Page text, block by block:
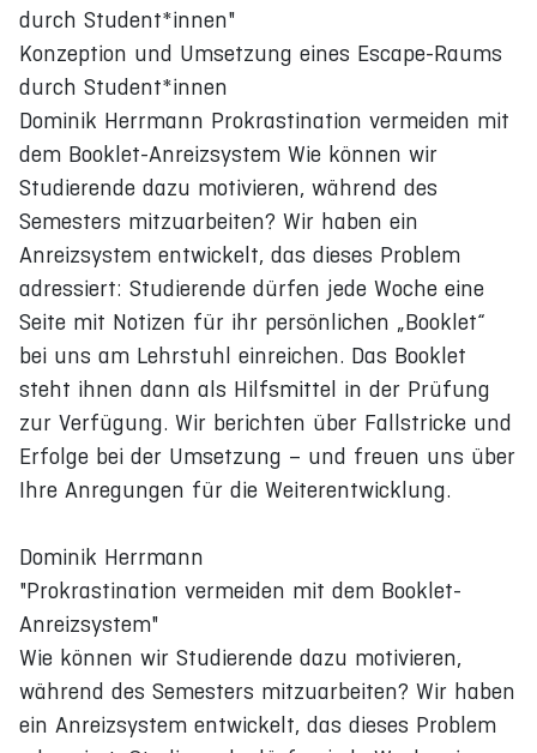
durch Student*innen"
Konzeption und Umsetzung eines Escape-Raums
durch Student*innen
Dominik Herrmann Prokrastination vermeiden mit
dem Booklet-Anreizsystem Wie können wir
Studierende dazu motivieren, während des
Semesters mitzuarbeiten? Wir haben ein
Anreizsystem entwickelt, das dieses Problem
adressiert: Studierende dürfen jede Woche eine
Seite mit Notizen für ihr persönlichen „Booklet“
bei uns am Lehrstuhl einreichen. Das Booklet
steht ihnen dann als Hilfsmittel in der Prüfung
zur Verfügung. Wir berichten über Fallstricke und
Erfolge bei der Umsetzung – und freuen uns über
Ihre Anregungen für die Weiterentwicklung.
Dominik Herrmann
"Prokrastination vermeiden mit dem Booklet-
Anreizsystem"
Wie können wir Studierende dazu motivieren,
während des Semesters mitzuarbeiten? Wir haben
ein Anreizsystem entwickelt, das dieses Problem